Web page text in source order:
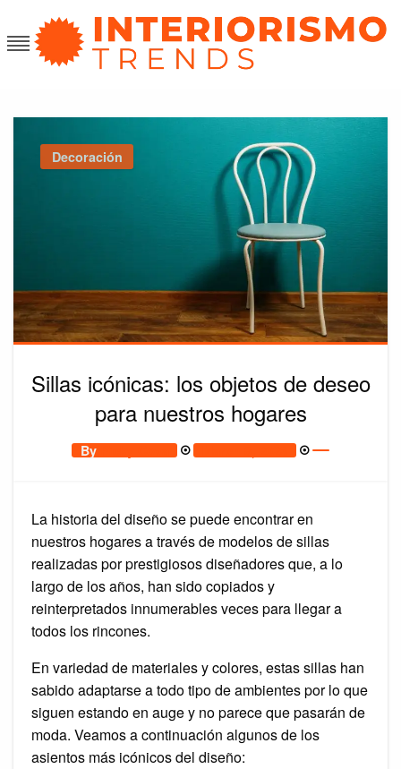
to
content
Decoración
Sillas icónicas: los objetos de deseo
para nuestros hogares
By
on
La historia del diseño se puede encontrar en
nuestros hogares a través de modelos de sillas
realizadas por prestigiosos diseñadores que, a lo
largo de los años, han sido copiados y
reinterpretados innumerables veces para llegar a
todos los rincones.
En variedad de materiales y colores, estas sillas han
sabido adaptarse a todo tipo de ambientes por lo que
siguen estando en auge y no parece que pasarán de
moda. Veamos a continuación algunos de los
asientos más icónicos del diseño: